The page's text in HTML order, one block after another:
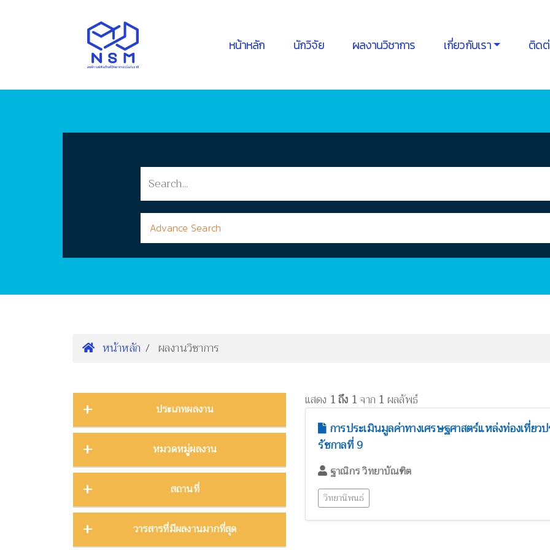
หน้าหลัก นักวิจัย ผลงานวิชาการ เกี่ยวกับเรา ติดต่
Advance Search
หน้าหลัก ผลงานวิชาการ
แสดง 1 ถึง 1จาก 1 ผลลัพธ์
การประเมินมูลค่าทางเศรษฐศาสตร์แหล่งท่องเ
รัชกาลที่ 9
ฐาณิกร วิทยาบัณฑิต
วิทยานิพนธ์
ประเภทผลงาน
การนำเสนองานประชุมวิชาการ
ต้นฉบับ
1
บทความ
บทความในหนังสือ
หมวดหมู่ผลงาน
การจัดการความรู้
การจัดการพิพิธภัณฑ์
8
การศึกษาพิพิธภัณฑ์
สถานที่
ภาคกลาง
ภาคตะวันตก
11
วารสารที่มีผลงานมากที่สุด